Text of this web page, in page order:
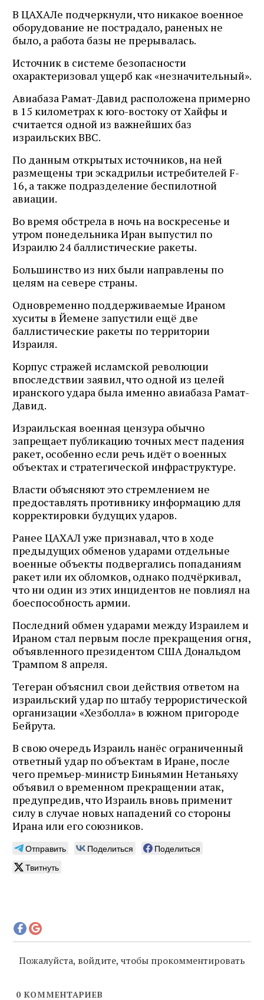
В ЦАХАЛе подчеркнули, что никакое военное
оборудование не пострадало, раненых не
было, а работа базы не прерывалась.
Источник в системе безопасности
охарактеризовал ущерб как «незначительный».
Авиабаза Рамат-Давид расположена примерно
в 15 километрах к юго-востоку от Хайфы и
считается одной из важнейших баз
израильских ВВС.
По данным открытых источников, на ней
размещены три эскадрильи истребителей F-
16, а также подразделение беспилотной
авиации.
Во время обстрела в ночь на воскресенье и
утром понедельника Иран выпустил по
Израилю 24 баллистические ракеты.
Большинство из них были направлены по
целям на севере страны.
Одновременно поддерживаемые Ираном
хуситы в Йемене запустили ещё две
баллистические ракеты по территории
Израиля.
Корпус стражей исламской революции
впоследствии заявил, что одной из целей
иранского удара была именно авиабаза Рамат-
Давид.
Израильская военная цензура обычно
запрещает публикацию точных мест падения
ракет, особенно если речь идёт о военных
объектах и стратегической инфраструктуре.
Власти объясняют это стремлением не
предоставлять противнику информацию для
корректировки будущих ударов.
Ранее ЦАХАЛ уже признавал, что в ходе
предыдущих обменов ударами отдельные
военные объекты подвергались попаданиям
ракет или их обломков, однако подчёркивал,
что ни один из этих инцидентов не повлиял на
боеспособность армии.
Последний обмен ударами между Израилем и
Ираном стал первым после прекращения огня,
объявленного президентом США Дональдом
Трампом 8 апреля.
Тегеран объяснил свои действия ответом на
израильский удар по штабу террористической
организации «Хезболла» в южном пригороде
Бейрута.
В свою очередь Израиль нанёс ограниченный
ответный удар по объектам в Иране, после
чего премьер-министр Биньямин Нетаньяху
объявил о временном прекращении атак,
предупредив, что Израиль вновь применит
силу в случае новых нападений со стороны
Ирана или его союзников.
Отправить Поделиться
Поделиться
Твитнуть
Пожалуйста, войдите, чтобы прокомментировать
0 КОММЕНТАРИЕВ